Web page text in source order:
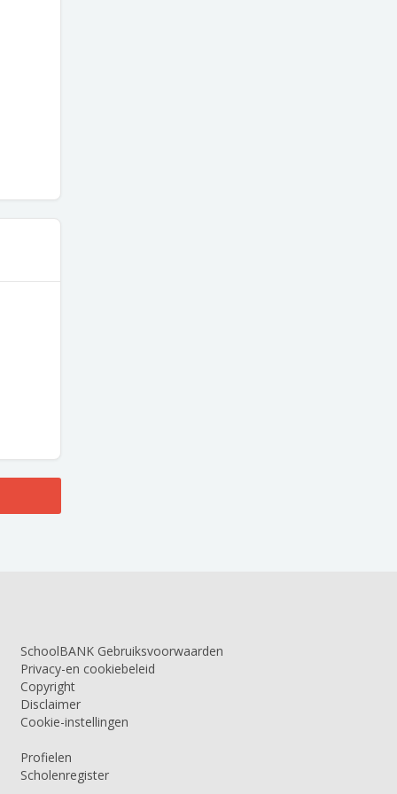
SchoolBANK Gebruiksvoorwaarden
Privacy-en cookiebeleid
Copyright
Disclaimer
Cookie-instellingen
Profielen
Scholenregister